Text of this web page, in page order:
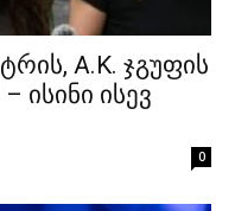
A.K. ჯგუფის
ისინი ისევ
0